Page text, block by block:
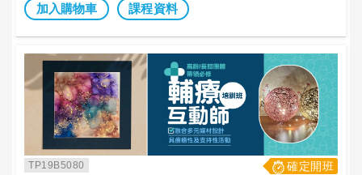
加入購物車 課程資料
TP19B5080 確定開班